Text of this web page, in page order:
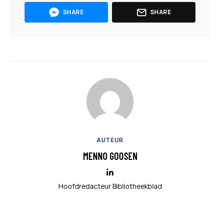
SHARE SHARE
AUTEUR
MENNO GOOSEN
Hoofdredacteur Bibliotheekblad